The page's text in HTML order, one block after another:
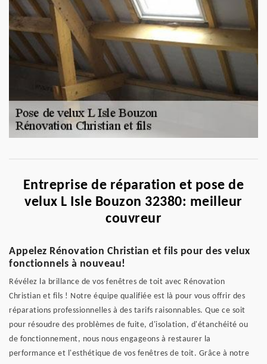
Entreprise de réparation et pose de
velux L Isle Bouzon 32380: meilleur
couvreur
Appelez Rénovation Christian et fils pour des velux
fonctionnels à nouveau!
Révélez la brillance de vos fenêtres de toit avec Rénovation
Christian et fils ! Notre équipe qualifiée est là pour vous offrir des
réparations professionnelles à des tarifs raisonnables. Que ce soit
pour résoudre des problèmes de fuite, d'isolation, d'étanchéité ou
de fonctionnement, nous nous engageons à restaurer la
performance et l'esthétique de vos fenêtres de toit. Grâce à notre